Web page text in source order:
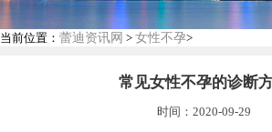
当前位置： 蕾迪资讯网 > 女性不孕>
常见女性不孕的诊断
时间：2020-09-29